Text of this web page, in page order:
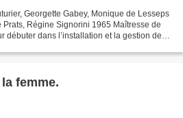
Georgette Gabey, Monique de Lesseps
Régine Signorini 1965 Maîtresse de
débuter dans l’installation et la gestion de
femme.